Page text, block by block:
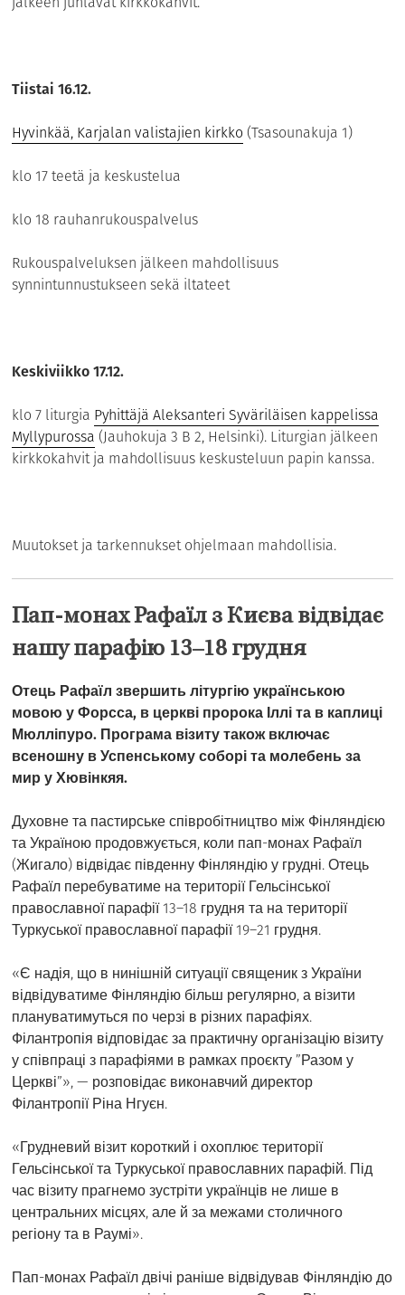
Tiistai 16.12.
Hyvinkää, Karjalan valistajien kirkko (Tsasounakuja 1)
klo 17 teetä ja keskustelua
klo 18 rauhanrukouspalvelus
Rukouspalveluksen jälkeen mahdollisuus
synnintunnustukseen sekä iltateet
Keskiviikko 17.12.
klo 7 liturgia Pyhittäjä Aleksanteri Syväriläisen kappelissa
Myllypurossa (Jauhokuja 3 B 2, Helsinki). Liturgian jälkeen
kirkkokahvit ja mahdollisuus keskusteluun papin kanssa.
Muutokset ja tarkennukset ohjelmaan mahdollisia.
Пап-монах Рафаїл з Києва відвідає
нашу парафію 13–18 грудня
Отець Рафаїл звершить літургію українською
мовою у Форсса, в церкві пророка Іллі та в каплиці
Мюлліпуро. Програма візиту також включає
всеношну в Успенському соборі та молебень за
мир у Хювінкяя.
Духовне та пастирське співробітництво між Фінляндією
та Україною продовжується, коли пап-монах Рафаїл
(Жигало) відвідає південну Фінляндію у грудні. Отець
Рафаїл перебуватиме на території Гельсінської
православної парафії 13–18 грудня та на території
Туркуської православної парафії 19–21 грудня.
«Є надія, що в нинішній ситуації священик з України
відвідуватиме Фінляндію більш регулярно, а візити
плануватимуться по черзі в різних парафіях.
Філантропія відповідає за практичну організацію візиту
у співпраці з парафіями в рамках проєкту ”Разом у
Церкві”», — розповідає виконавчий директор
Філантропії Ріна Нгуєн.
«Грудневий візит короткий і охоплює території
Гельсінської та Туркуської православних парафій. Під
час візиту прагнемо зустріти українців не лише в
центральних місцях, але й за межами столичного
регіону та в Раумі».
Пап-монах Рафаїл двічі раніше відвідував Фінляндію до